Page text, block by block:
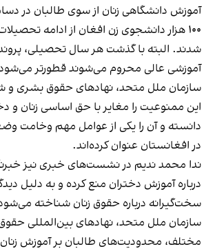
۱۰۰ هزار دانشجوی زن افغان از ادامه
شدند. البته با گذشت هر سال تحصیلی،
آموزشی عالی محروم می‌شوند قطورتر
سازمان ملل متحد، نهادهای حقوق بشری و
این ممنوعیت را مغایر با حق اساسی زنان و
دانسته و آن را یکی از عوامل مهم وخامت
در افغانستان عنوان کرده‌اند.
ندا محمد ندیم در نشست‌های خبری نیز
درباره آموزش دختران منع کرده و به دلیل
سخت‌گیرانه درباره حقوق زنان شناخته
سازمان ملل متحد، نهادهای بین‌المللی
مختلف، محدودیت‌های طالبان بر آموزش زنان